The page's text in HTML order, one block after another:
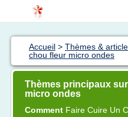
Accueil > Thèmes &
chou fleur micro ondes
Thèmes principaux
micro ondes
Comment Faire Cuire Un